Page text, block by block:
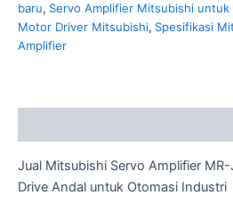
baru, Servo Amplifier Mitsubishi
Motor Driver Mitsubishi, Spesifikasi
Amplifier
Jual Mitsubishi Servo Amplifier MR-
Drive Andal untuk Otomasi Industri